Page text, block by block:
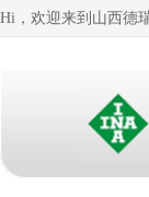
Hi，欢迎来到山西德